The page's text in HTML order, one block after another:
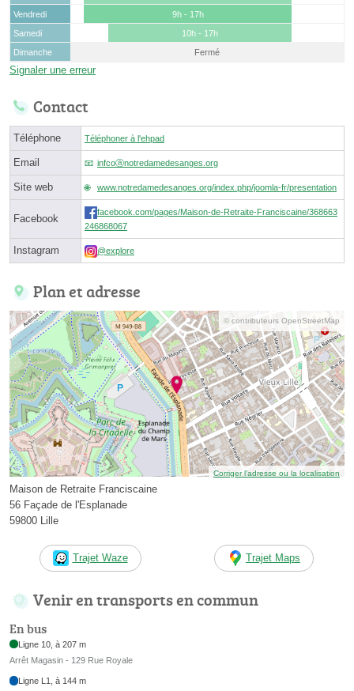
Vendredi
9h - 17h
Samedi
10h - 17h
Dimanche
Fermé
Signaler une erreur
Contact
Téléphone Téléphoner à l'ehpad
Email infcoⓐnotredamedesanges.org
Site web www.notredamedesanges.org/index.php/joomla-fr/presentation
Facebook
facebook.com/pages/Maison-de-Retraite-Franciscaine/368663
246868067
Instagram @explore
Plan et adresse
© contributeurs OpenStreetMap
Corriger l’adresse ou la localisation
Maison de Retraite Franciscaine
56 Façade de l'Esplanade
59800 Lille
Trajet Waze Trajet Maps
Venir en transports en commun
En bus
Ligne 10, à 207 m
Arrêt Magasin - 129 Rue Royale
Ligne L1, à 144 m